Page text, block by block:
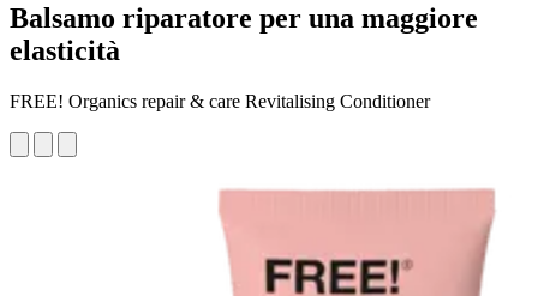
Balsamo riparatore per una maggiore
elasticità
FREE! Organics repair & care Revitalising Conditioner